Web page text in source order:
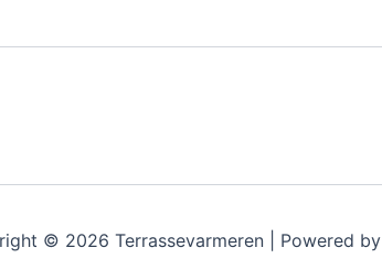
© 2026 Terrassevarmeren | Powered by